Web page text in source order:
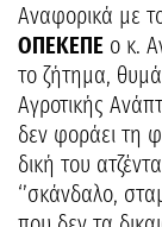
Αναφορικά με
ΟΠΕΚΕΠΕ ο κ.
το ζήτημα,
Αγροτικής
δεν φοράει τη
δική του
‘’σκάνδαλο,